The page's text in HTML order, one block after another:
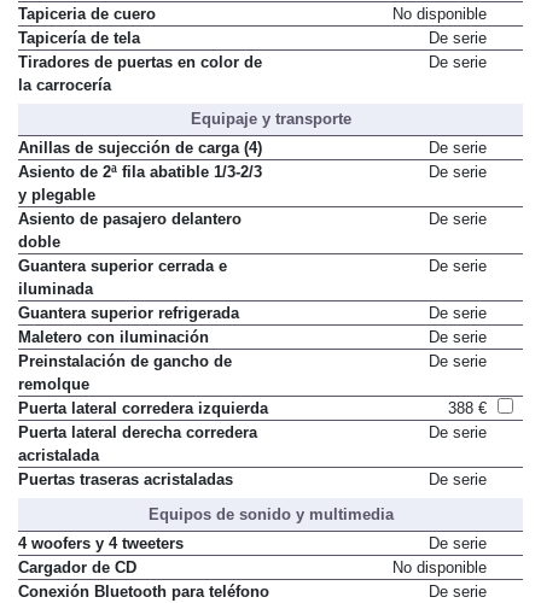
Tapiceria de cuero
No disponible
Tapicería de tela
De serie
Tiradores de puertas en color de
la carrocería
De serie
Equipaje y transporte
Anillas de sujección de carga (4)
De serie
Asiento de 2ª fila abatible 1/3-2/3
y plegable
De serie
Asiento de pasajero delantero
doble
De serie
Guantera superior cerrada e
iluminada
De serie
Guantera superior refrigerada
De serie
Maletero con iluminación
De serie
Preinstalación de gancho de
remolque
De serie
Puerta lateral corredera izquierda
388 €
Puerta lateral derecha corredera
acristalada
De serie
Puertas traseras acristaladas
De serie
Equipos de sonido y multimedia
4 woofers y 4 tweeters
De serie
Cargador de CD
No disponible
Conexión Bluetooth para teléfono
De serie